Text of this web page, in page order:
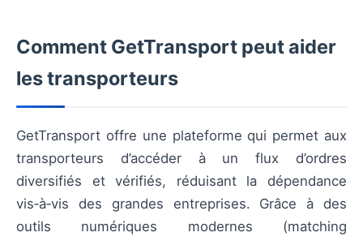
Comment GetTransport peut aider
les transporteurs
GetTransport offre une plateforme qui permet aux
transporteurs d’accéder à un flux d’ordres
diversifiés et vérifiés, réduisant la dépendance
vis‑à‑vis des grandes entreprises. Grâce à des
outils numériques modernes (matching